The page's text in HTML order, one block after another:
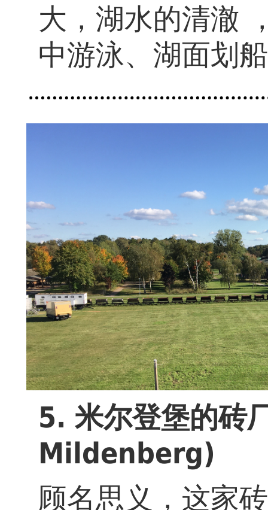
大，湖水的清澈
中游泳、湖面划
5. 米尔登堡的
Mildenberg)
顾名思义，这家